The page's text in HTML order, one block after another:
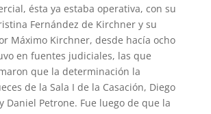
ésta ya estaba operativa, con su
Fernández de Kirchner y su
Máximo Kirchner, desde hacía ocho
en fuentes judiciales, las que
que la determinación la
de la Sala I de la Casación, Diego
Daniel Petrone. Fue luego de que la